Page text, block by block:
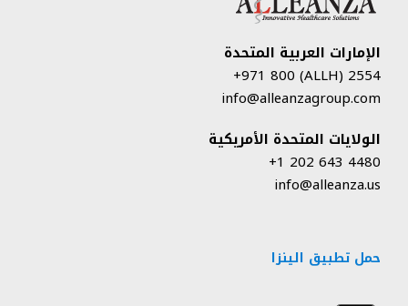
الإمارات العربية المتحدة
2554 (ALLH) 971 800+
info@alleanzagroup.com
الولايات المتحدة الأمريكية
4480 643 202 1+
info@alleanza.us
حمل تطبيق الينزا